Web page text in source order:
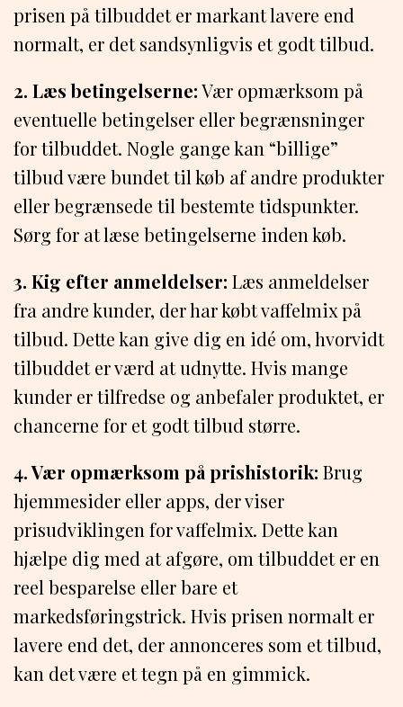
prisen på tilbuddet er markant lavere end
normalt, er det sandsynligvis et godt tilbud.
2. Læs betingelserne:Vær opmærksom på
eventuelle betingelser eller begrænsninger
for tilbuddet. Nogle gange kan “billige”
tilbud være bundet til køb af andre produkter
eller begrænsede til bestemte tidspunkter.
Sørg for at læse betingelserne inden køb.
3. Kig efter anmeldelser: Læs anmeldelser
fra andre kunder, der har købt vaffelmix på
tilbud. Dette kan give dig en idé om, hvorvidt
tilbuddet er værd at udnytte. Hvis mange
kunder er tilfredse og anbefaler produktet, er
chancerne for et godt tilbud større.
4. Vær opmærksom på prishistorik: Brug
hjemmesider eller apps, der viser
prisudviklingen for vaffelmix. Dette kan
hjælpe dig med at afgøre, om tilbuddet er en
reel besparelse eller bare et
markedsføringstrick. Hvis prisen normalt er
lavere end det, der annonceres som et tilbud,
kan det være et tegn på en gimmick.